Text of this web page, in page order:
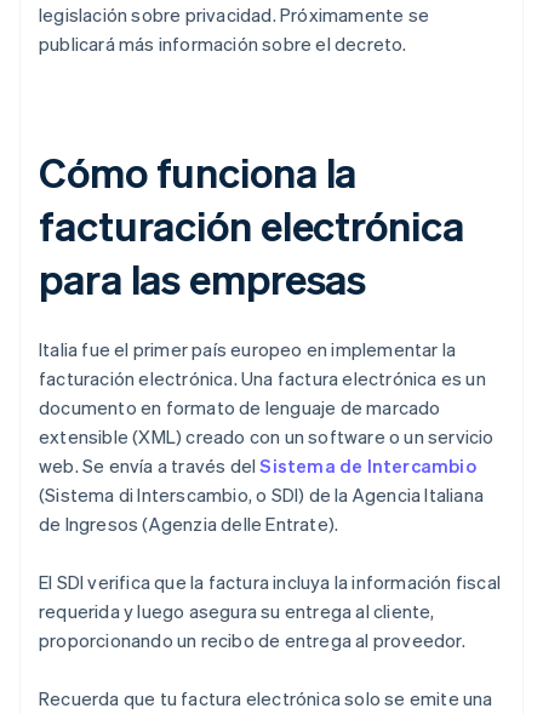
legislación sobre privacidad. Próximamente se
publicará más información sobre el decreto.
Cómo funciona la
facturación electrónica
para las empresas
Italia fue el primer país europeo en implementar la
facturación electrónica. Una factura electrónica es un
documento en formato de lenguaje de marcado
extensible (XML) creado con un software o un servicio
web. Se envía a través delSistema de Intercambio
(Sistema di Interscambio, o SDI) de la Agencia Italiana
de Ingresos (Agenzia delle Entrate).
El SDI verifica que la factura incluya la información fiscal
requerida y luego asegura su entrega al cliente,
proporcionando un recibo de entrega al proveedor.
Recuerda que tu factura electrónica solo se emite una